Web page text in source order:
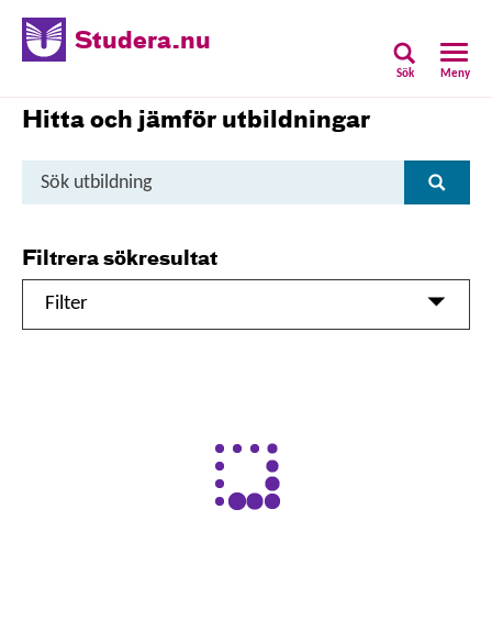
Studera.nu
Sök Meny
Hitta och jämför utbildningar
Sök
Sök
Filtrera sökresultat
Filter